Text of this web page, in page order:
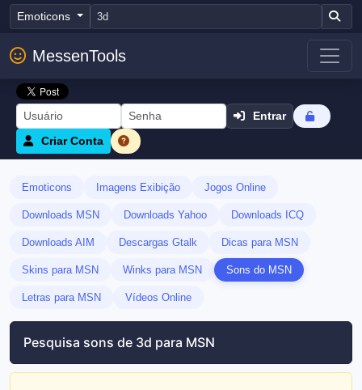
Emoticons
MessenTools
Entrar
Criar Conta
Emoticons Imagens Exibição Jogos Online
Downloads MSN Downloads Yahoo Downloads ICQ
Downloads AIM Descargas Gtalk Dicas para MSN
Skins para MSN Winks para MSN Sons do MSN
Letras para MSN Vídeos Online
Pesquisa sons de 3d para MSN